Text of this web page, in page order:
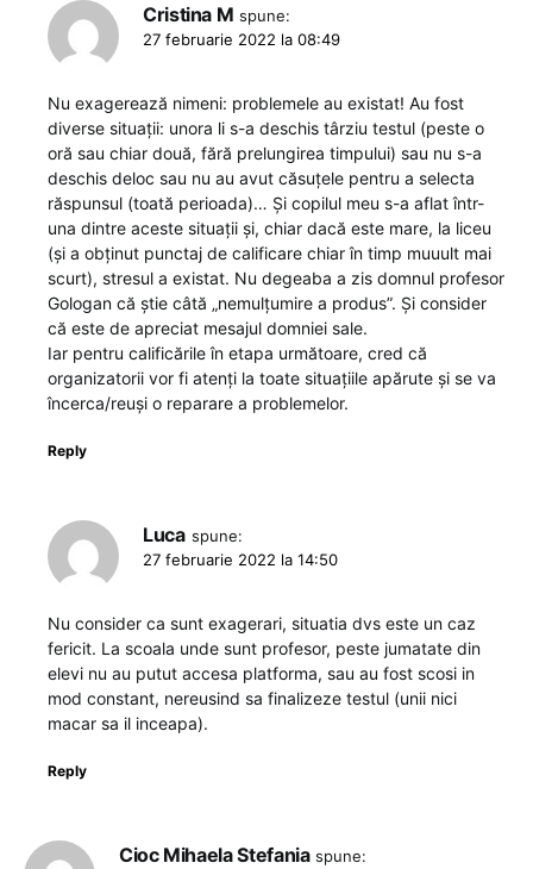
Cristina M spune:
27 februarie 2022 la 08:49
Nu exagerează nimeni: problemele au existat! Au fost
diverse situații: unora li s-a deschis târziu testul (peste o
oră sau chiar două, fără prelungirea timpului) sau nu s-a
deschis deloc sau nu au avut căsuțele pentru a selecta
răspunsul (toată perioada)… Și copilul meu s-a aflat într-
una dintre aceste situații și, chiar dacă este mare, la liceu
(și a obținut punctaj de calificare chiar în timp muuult mai
scurt), stresul a existat. Nu degeaba a zis domnul profesor
Gologan că știe câtă „nemulțumire a produs”. Și consider
că este de apreciat mesajul domniei sale.
Iar pentru calificările în etapa următoare, cred că
organizatorii vor fi atenți la toate situațiile apărute și se va
încerca/reuși o reparare a problemelor.
Reply
Luca spune:
27 februarie 2022 la 14:50
Nu consider ca sunt exagerari, situatia dvs este un caz
fericit. La scoala unde sunt profesor, peste jumatate din
elevi nu au putut accesa platforma, sau au fost scosi in
mod constant, nereusind sa finalizeze testul (unii nici
macar sa il inceapa).
Reply
Cioc Mihaela Stefania spune: